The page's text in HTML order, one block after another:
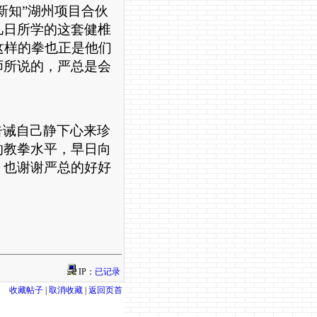
知”湖州项目合伙
所学的这套健椎
的拳也正是他们
说的，严总是会
自己静下心来珍
拳水平，早日向
谢谢严总的好好
IP： 已记录
收藏帖子 取消收藏 返回页首